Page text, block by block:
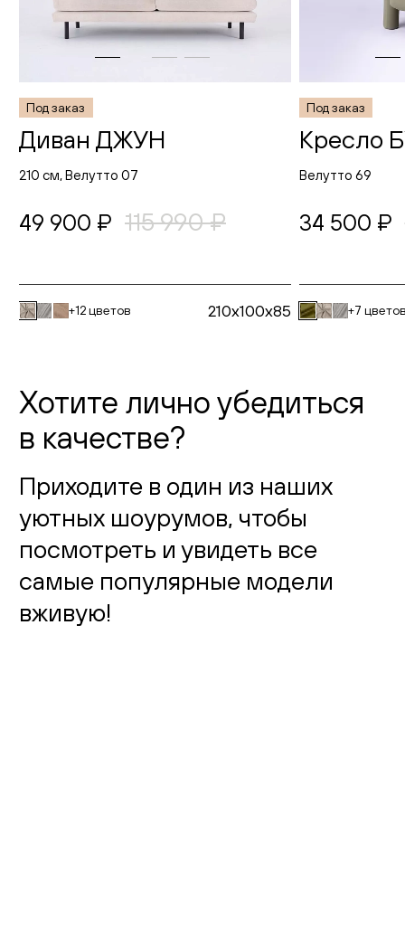
Диван ДЖУН
Под заказ
210 см, Велутто 07
49 900 ₽ 115 990 ₽
+12 цветов 210x100x85
Кресло
Под заказ
Велутто 69
34 500 ₽
+7
Хотите лично убедиться
в качестве?
Приходите в один из наших
уютных шоурумов, чтобы
посмотреть и увидеть все
самые популярные модели
вживую!